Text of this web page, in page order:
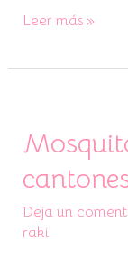
Leer más »
Deja un
raki
Mosquito
Comida
cantonesa
y